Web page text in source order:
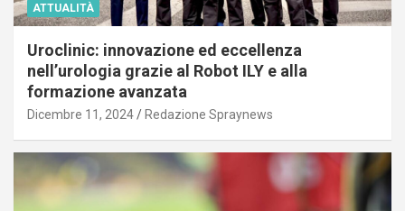
ATTUALITÀ
Uroclinic: innovazione ed eccellenza
nell’urologia grazie al Robot ILY e alla
formazione avanzata
Dicembre 11, 2024 Redazione Spraynews